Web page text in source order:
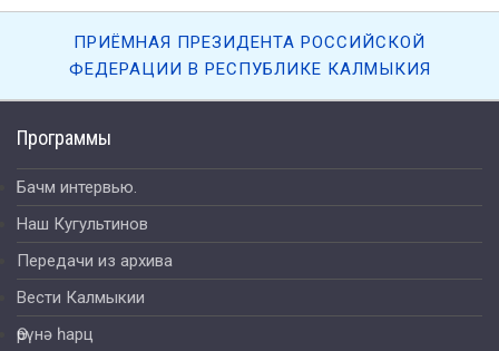
Программы
Бачм интервью.
Наш Кугультинов
Передачи из архива
Вести Калмыкии
Өрүнә һарц
ПРИЁМНАЯ ПРЕЗИДЕНТА РОССИЙСКОЙ
ФЕДЕРАЦИИ В РЕСПУБЛИКЕ КАЛМЫКИЯ